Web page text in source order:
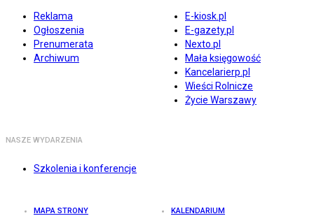
Reklama
Ogłoszenia
Prenumerata
Archiwum
E-kiosk.pl
E-gazety.pl
Nexto.pl
Mała księgowość
Kancelarierp.pl
Wieści Rolnicze
Życie Warszawy
NASZE WYDARZENIA
Szkolenia i konferencje
MAPA STRONY KALENDARIUM